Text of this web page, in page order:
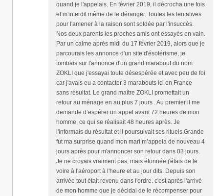
quand je l'appelais. En février 2019, il décrocha une fois
et m'interdit même de le déranger. Toutes les tentatives
pour l'amener à la raison sont soldée par l'insuccès.
Nos deux parents les proches amis ont essayés en vain.
Par un calme après midi du 17 février 2019, alors que je
parcourais les annonce d'un site d'ésotérisme, je
tombais sur l'annonce d'un grand marabout du nom
ZOKLI que j'essayai toute désespérée et avec peu de foi
car j'avais eu a contacter 3 marabouts ici en France
sans résultat. Le grand maître ZOKLI promettait un
retour au ménage en au plus 7 jours . Au premier il me
demande d’espérer un appel avant 72 heures de mon
homme, ce qui se réalisait 48 heures après. Je
l'informais du résultat et il poursuivait ses rituels.Grande
fut ma surprise quand mon mari m’appela de nouveau 4
jours après pour m'annoncer son retour dans 03 jours.
Je ne croyais vraiment pas, mais étonnée j'étais de le
voire à l'aéroport à l'heure et au jour dits. Depuis son
arrivée tout était revenu dans l'ordre. c'est après l'arrivé
de mon homme que je décidai de le récompenser pour